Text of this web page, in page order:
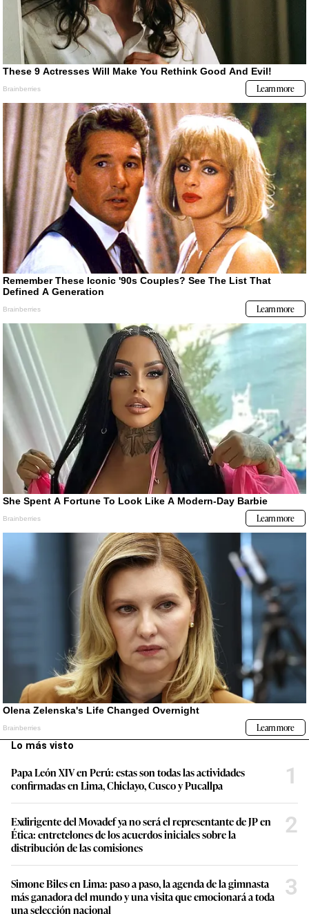
Lo más visto
Papa León XIV en Perú: estas son todas las actividades
confirmadas en Lima, Chiclayo, Cusco y Pucallpa
1
Exdirigente del Movadef ya no será el representante de JP en
Ética: entretelones de los acuerdos iniciales sobre la
distribución de las comisiones
2
Simone Biles en Lima: paso a paso, la agenda de la gimnasta
más ganadora del mundo y una visita que emocionará a toda
una selección nacional
3